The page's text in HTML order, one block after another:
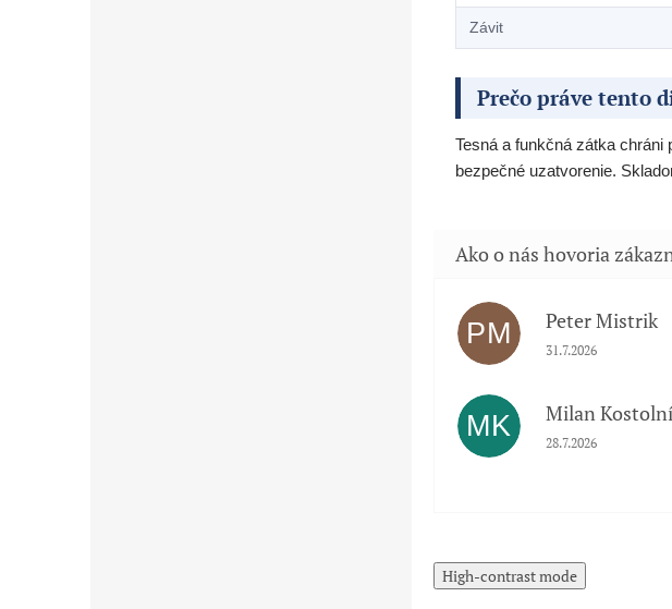
Závit
Prečo práve tento
Tesná a funkčná zátka chráni
bezpečné uzatvorenie.
PM Peter Mistrik
Hodnotenie
31.7.2026
MK Milan
Hodnotenie
28.7.2026
High-contrast mode